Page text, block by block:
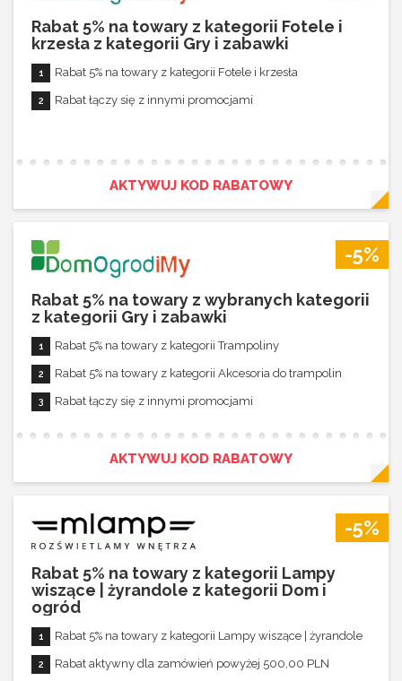
Rabat 5% na towary z kategorii Fotele i
krzesła z kategorii Gry i zabawki
Rabat 5% na towary z kategorii Fotele i krzesła
Rabat łączy się z innymi promocjami
AKTYWUJ KOD RABATOWY
-5%
Rabat 5% na towary z wybranych kategorii
z kategorii Gry i zabawki
Rabat 5% na towary z kategorii Trampoliny
Rabat 5% na towary z kategorii Akcesoria do trampolin
Rabat łączy się z innymi promocjami
AKTYWUJ KOD RABATOWY
-5%
Rabat 5% na towary z kategorii Lampy
wiszące | żyrandole z kategorii Dom i
ogród
Rabat 5% na towary z kategorii Lampy wiszące | żyrandole
Rabat aktywny dla zamówień powyżej 500,00 PLN